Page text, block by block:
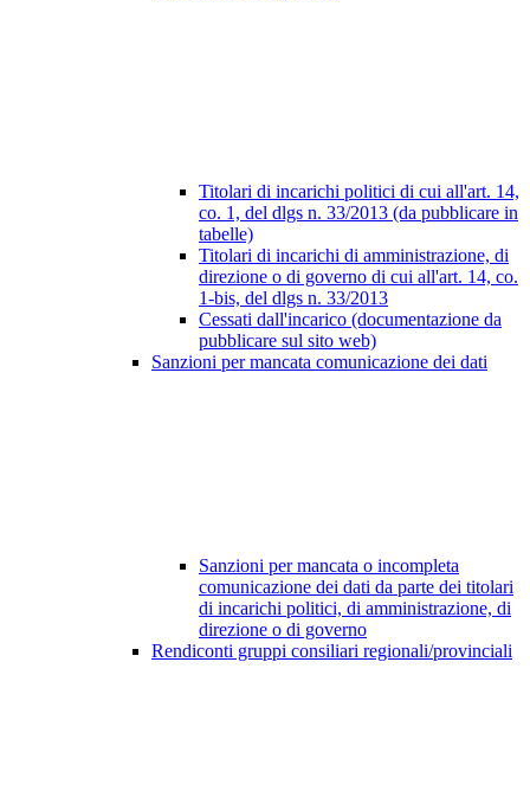
Titolari di incarichi politici di cui all'art. 14,
co. 1, del dlgs n. 33/2013 (da pubblicare in
tabelle)
Titolari di incarichi di amministrazione, di
direzione o di governo di cui all'art. 14, co.
1-bis, del dlgs n. 33/2013
Cessati dall'incarico (documentazione da
pubblicare sul sito web)
Sanzioni per mancata comunicazione dei dati
Sanzioni per mancata o incompleta
comunicazione dei dati da parte dei titolari
di incarichi politici, di amministrazione, di
direzione o di governo
Rendiconti gruppi consiliari regionali/provinciali